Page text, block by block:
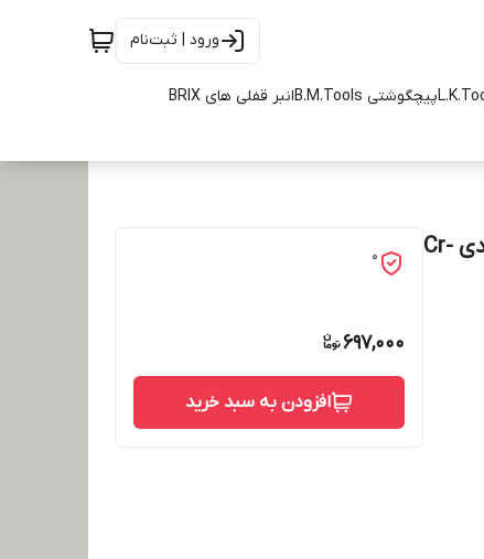
ورود | ثبت‌نام
پیچگوشتی B.M.Tools
انبر قفلی های BRIX
بکس بلند درایو ''1/2 اینچ 6 پر سایز 22 میلیمتر بسته 2 عددی Cr-
0
697,000
افزودن به سبد خرید